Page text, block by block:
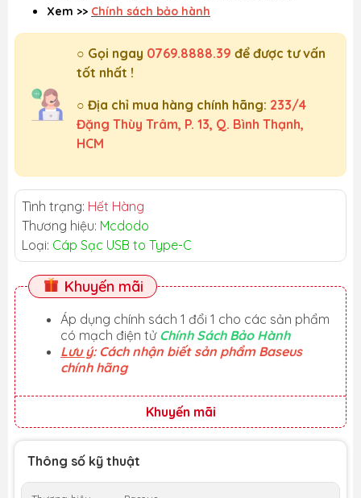
Xem >> Chính sách bảo hành
○ Gọi ngay 0769.8888.39 để được tư vấn
tốt nhất !
○ Địa chỉ mua hàng chính hãng: 233/4
Đặng Thùy Trâm, P. 13, Q. Bình Thạnh,
HCM
Tình trạng: Hết Hàng
Thương hiệu: Mcdodo
Loại: Cáp Sạc USB to Type-C
Khuyến mãi
Áp dụng chính sách 1 đổi 1 cho các sản phẩm
có mạch điện tử Chính Sách Bảo Hành
Lưu ý: Cách nhận biết sản phẩm Baseus
chính hãng
Khuyến mãi
Thông số kỹ thuật